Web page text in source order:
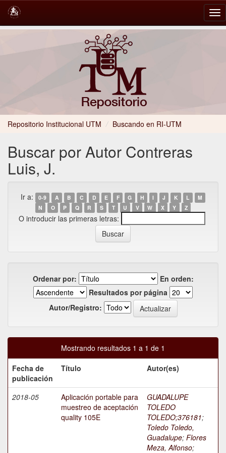
Repositorio Institucional UTM / Buscando en RI-UTM
Buscar por Autor Contreras
Luis, J.
Ir a: 0-9 A B C D E F G H I J K L
M
N
O P Q R S T U V W X Y Z
O introducir las primeras letras:
Ordenar por:
En orden:
Resultados por página
Autor/Registro:
Mostrando resultados 1 a 1 de 1
Fecha de
publicación
Título Autor(es)
2018-05
Aplicación portable para
muestreo de aceptación
quality 105E
GUADALUPE
TOLEDO
TOLEDO;376181;
Toledo Toledo,
Guadalupe; Flores
Meza, Alfonso;